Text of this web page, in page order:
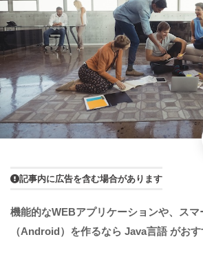
記事内に広告を含む場合があります
機能的なWEBアプリケーションや、スマ
（Android）を作るなら Java言語 がおす